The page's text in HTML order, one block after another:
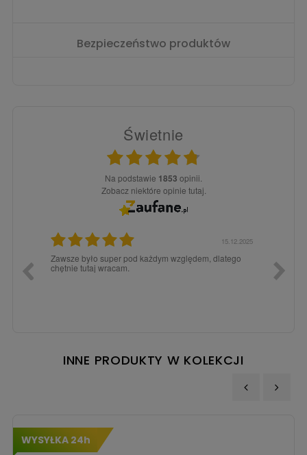
Bezpieczeństwo produktów
Świetnie
Na podstawie 1853 opinii.
Zobacz niektóre opinie tutaj.
15.12.2025
Zawsze było super pod każdym względem, dlatego
chętnie tutaj wracam.
INNE PRODUKTY W KOLEKCJI
WYSYŁKA 24h